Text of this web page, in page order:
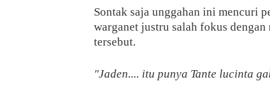
Sontak saja unggahan ini mencuri
warganet justru salah fokus dengan
tersebut.
"Jaden.... itu punya Tante lucinta